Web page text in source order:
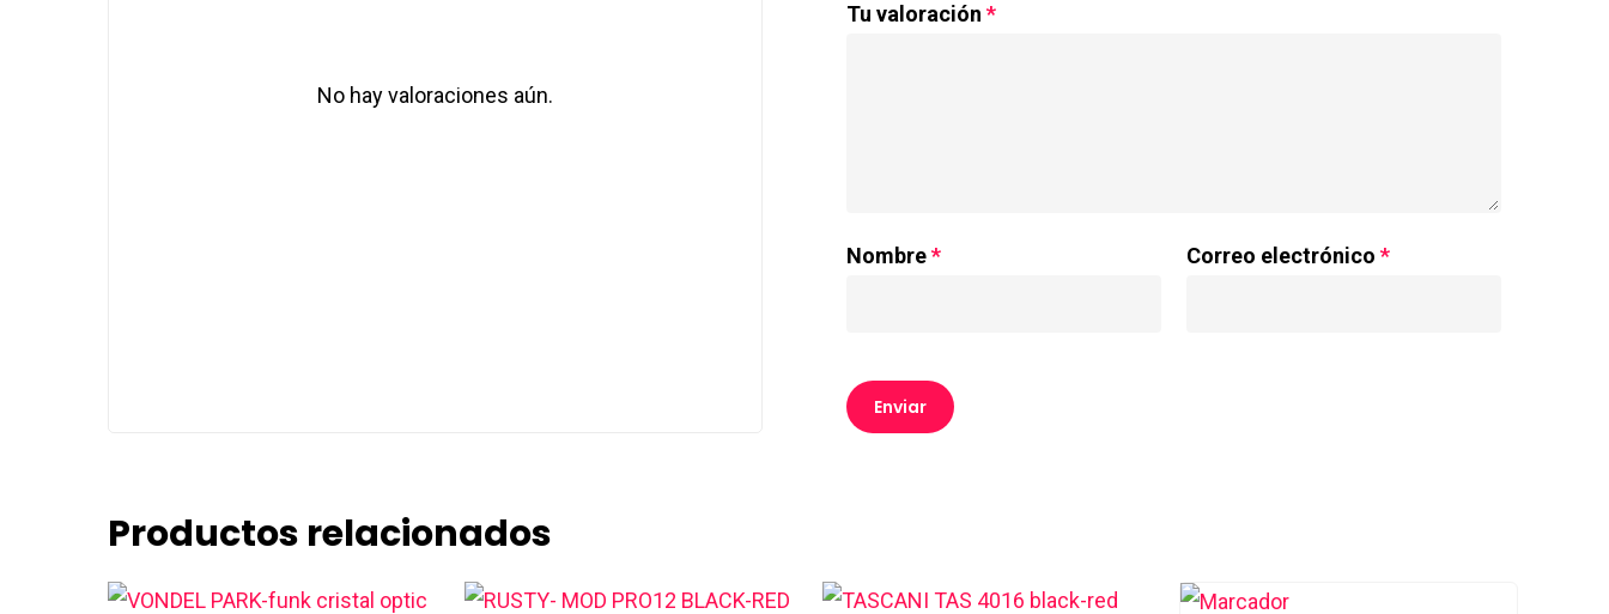
No hay valoraciones aún.
Tu valoración *
Nombre* Correo electrónico*
Productos relacionados